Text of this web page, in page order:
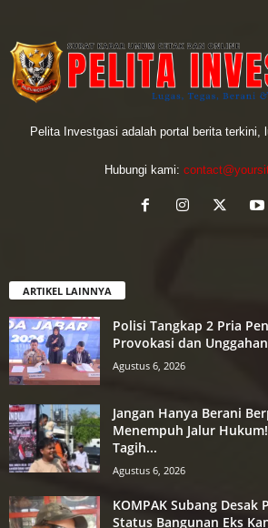
Pelita Investgasi adalah portal berita terkini,
Hubungi kami:
ARTIKEL LAINNYA
Polisi Tangkap 2 Pria
Provokasi dan
Agustus 6, 2026
Jangan Hanya Berani
Menempuh Jalur
Tagih...
Agustus 6, 2026
KOMPAK Subang Desak
Status Bangunan Eks